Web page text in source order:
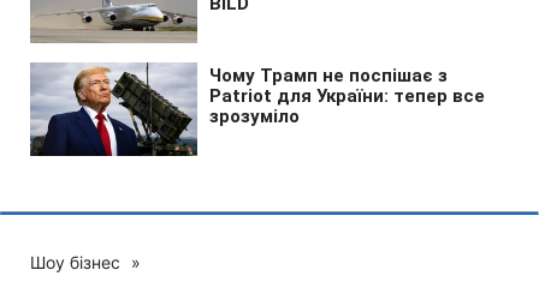
Шоу бізнес »